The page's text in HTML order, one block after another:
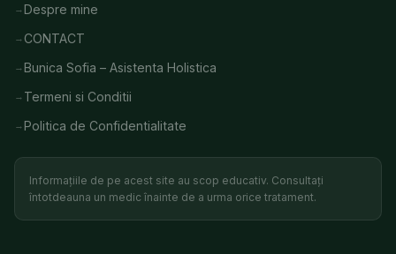
Despre mine
CONTACT
Bunica Sofia – Asistenta Holistica
Termeni si Conditii
Politica de Confidentialitate
Informațiile de pe acest site au scop educativ. Consultați
întotdeauna un medic înainte de a urma orice tratament.